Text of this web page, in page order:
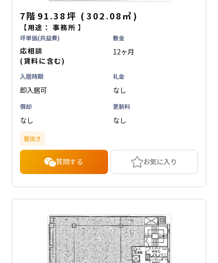
7階 91.38坪 ( 302.08㎡ )
【用途：事務所 】
坪単価(共益費)
応相談
(賃料に含む)
敷金
12ヶ月
入居時期
即入居可
礼金
なし
償却
なし
更新料
なし
居抜き
質問する お気に入り